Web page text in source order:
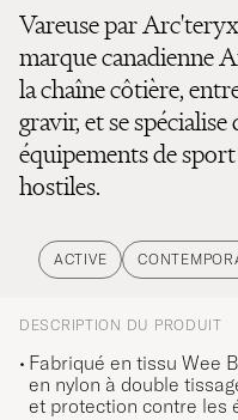
Vareuse par
marque canadienne
la chaîne côtière,
gravir, et se
équipements de
hostiles.
ACTIVE
DESCRIPTION DU PRODUIT
Fabriqué en tissu Wee
en nylon à double
et protection contre les